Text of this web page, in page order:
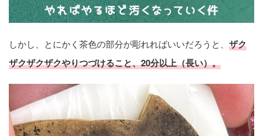
しかし、とにかく茶色の部分が彫れればいいだろうと、 ザク
ザクザクザクやりつづけること、20分以上（長い）。